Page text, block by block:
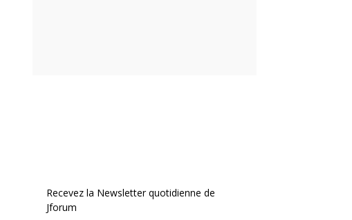
Recevez la Newsletter quotidienne de
Jforum